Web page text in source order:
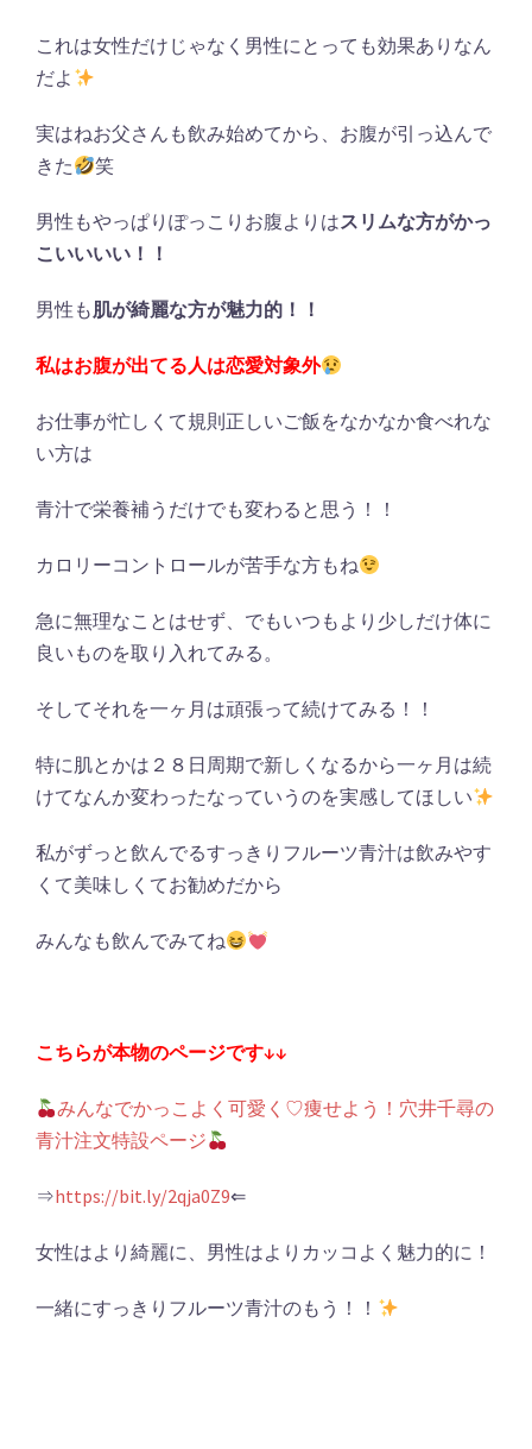
これは女性だけじゃなく男性にとっても効果ありなん
だよ
実はねお父さんも飲み始めてから、お腹が引っ込んで
きた
笑
男性もやっぱりぽっこりお腹よりはスリムな方がかっ
こいいいい！！
男性も肌が綺麗な方が魅力的！！
私はお腹が出てる人は恋愛対象外
お仕事が忙しくて規則正しいご飯をなかなか食べれな
い方は
青汁で栄養補うだけでも変わると思う！！
カロリーコントロールが苦手な方もね
急に無理なことはせず、でもいつもより少しだけ体に
良いものを取り入れてみる。
そしてそれを一ヶ月は頑張って続けてみる！！
特に肌とかは２８日周期で新しくなるから一ヶ月は続
けてなんか変わったなっていうのを実感してほしい
私がずっと飲んでるすっきりフルーツ青汁は飲みやす
くて美味しくてお勧めだから
みんなも飲んでみてね
こちらが本物のページです↓↓
みんなでかっこよく可愛く♡痩せよう！穴井千尋の
青汁注文特設ページ
⇒https://bit.ly/2qja0Z9⇐
女性はより綺麗に、男性はよりカッコよく魅力的に！
一緒にすっきりフルーツ青汁のもう！！